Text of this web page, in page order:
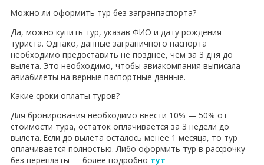
Можно ли оформить тур без загранпаспорта?
Да, можно купить тур, указав ФИО и дату рождения
туриста. Однако, данные заграничного паспорта
необходимо предоставить не позднее, чем за 3 дня до
вылета. Это необходимо, чтобы авиакомпания выписала
авиабилеты на верные паспортные данные.
Какие сроки оплаты туров?
Для бронирования необходимо внести 10% — 50% от
стоимости тура, остаток оплачивается за 3 недели до
вылета. Если до вылета осталось менее 1 месяца, то тур
оплачивается полностью. Либо оформить тур в рассрочку
без переплаты — более подробно тут